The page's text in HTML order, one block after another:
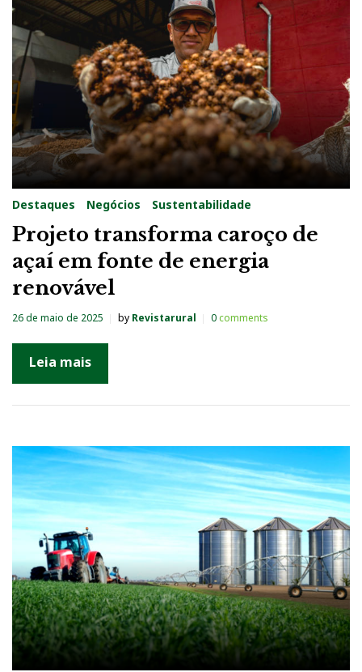
a
:
2
6
d
e
m
a
i
o
d
e
2
5
Destaques Negócios Sustentabilidade
Projeto transforma caroço de
açaí em fonte de energia
renovável
26 de maio de 2025 by Revistarural 0comments
Leia mais